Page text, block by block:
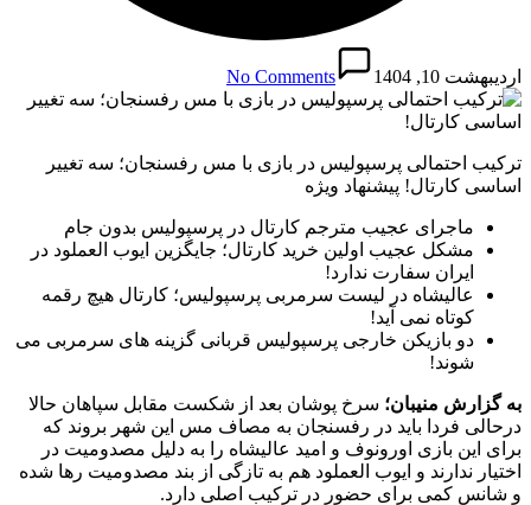
اردیبهشت 10, 1404 No Comments
ترکیب احتمالی پرسپولیس در بازی با مس رفسنجان؛ سه تغییر
اساسی کارتال! پیشنهاد ویژه
ماجرای عجیب مترجم کارتال در پرسپولیس بدون جام
مشکل عجیب اولین خرید کارتال؛ جایگزین ایوب العملود در
ایران سفارت ندارد!
عالیشاه در لیست سرمربی پرسپولیس؛ کارتال هیچ رقمه
کوتاه نمی آید!
دو بازیکن خارجی پرسپولیس قربانی گزینه های سرمربی می
شوند!
به گزارش منیبان؛ سرخ پوشان بعد از شکست مقابل سپاهان حالا
درحالی فردا باید در رفسنجان به مصاف مس این شهر بروند که
برای این بازی اورونوف و امید عالیشاه را به دلیل مصدومیت در
اختیار ندارند و ایوب العملود هم‌ به تازگی از بند مصدومیت رها شده
و شانس کمی برای حضور در ترکیب اصلی دارد.